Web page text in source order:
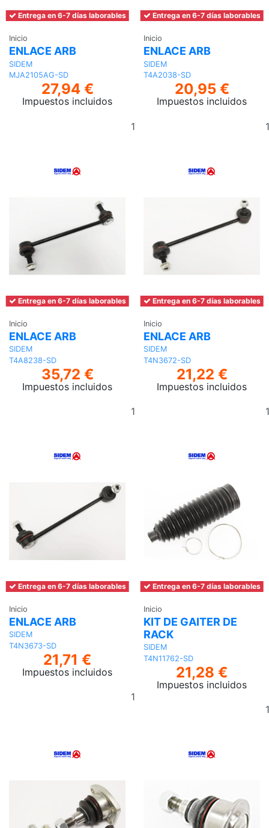
Entrega en 6-7 días laborables
Inicio
ENLACE ARB
SIDEM
MJA2105AG-SD
27,94 €
Impuestos incluidos
Entrega en 6-7 días laborables
Inicio
ENLACE ARB
SIDEM
T4A2038-SD
20,95 €
Impuestos incluidos
Entrega en 6-7 días laborables
Inicio
ENLACE ARB
SIDEM
T4A8238-SD
35,72 €
Impuestos incluidos
Entrega en 6-7 días laborables
Inicio
ENLACE ARB
SIDEM
T4N3672-SD
21,22 €
Impuestos incluidos
Entrega en 6-7 días laborables
Inicio
ENLACE ARB
SIDEM
T4N3673-SD
21,71 €
Impuestos incluidos
Añadir
Entrega en 6-7 días laborables
Inicio
KIT DE GAITER DE
RACK
SIDEM
T4N11762-SD
21,28 €
Impuestos incluidos